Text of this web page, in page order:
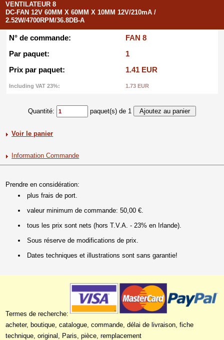
VENTILATEUR 8
DC-FAN 12V 60MM X 60MM X 10MM 12V/210mA /
2.52W/4700RPM/36.8DB-A
N° de commande:
FAN 8
Par paquet:
1
Prix par paquet:
1.41 EUR
Including VAT 23%: 1.73 EUR
Quantité: paquet(s) de 1
Voir le panier
Information Commande
Prendre en considération:
plus frais de port.
valeur minimum de commande: 50,00 €.
tous les prix sont nets (hors T.V.A. - 23% en Irlande).
Sous réserve de modifications de prix.
Dates techniques et illustrations sont sans garantie!
Termes de recherche:
acheter, boutique, catalogue, commande, délai de livraison, fiche
technique, original, Paris, pièce, remplacement